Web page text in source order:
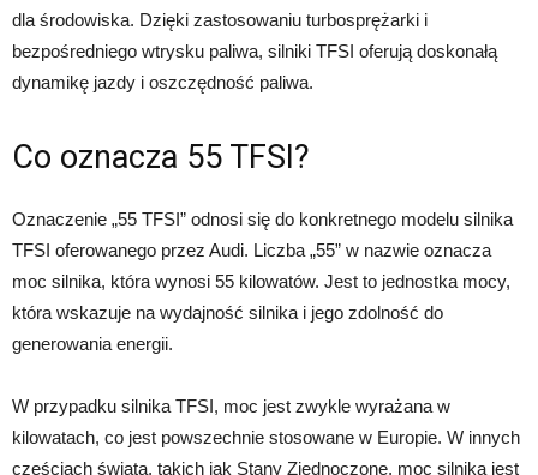
dla środowiska. Dzięki zastosowaniu turbosprężarki i
bezpośredniego wtrysku paliwa, silniki TFSI oferują doskonałą
dynamikę jazdy i oszczędność paliwa.
Co oznacza 55 TFSI?
Oznaczenie „55 TFSI” odnosi się do konkretnego modelu silnika
TFSI oferowanego przez Audi. Liczba „55” w nazwie oznacza
moc silnika, która wynosi 55 kilowatów. Jest to jednostka mocy,
która wskazuje na wydajność silnika i jego zdolność do
generowania energii.
W przypadku silnika TFSI, moc jest zwykle wyrażana w
kilowatach, co jest powszechnie stosowane w Europie. W innych
częściach świata, takich jak Stany Zjednoczone, moc silnika jest